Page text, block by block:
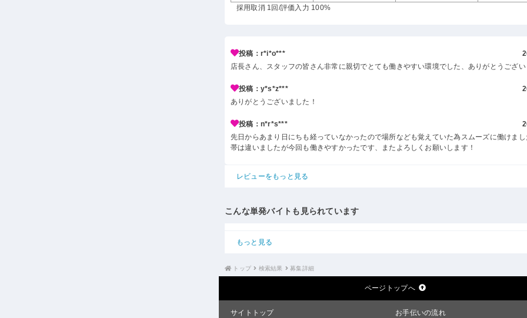
採用取消 1回 /評価入力 100%
投稿：r*i*o***
店長さん、スタッフの皆さん非常に親切でとても働きやすい環境でした、ありがとうござ
投稿：y*s*z***
ありがとうございました！
投稿：n*r*s***
先日からあまり日にちも経っていなかったので場所なども覚えていた為スムーズに働けま
帯は違いましたが今回も働きやすかったです、またよろしくお願いします！
レビューをもっと見る
こんな単発バイトも見られています
もっと見る
トップ 検索結果 募集詳細
ページトップへ
サイトトップ お手伝いの流れ